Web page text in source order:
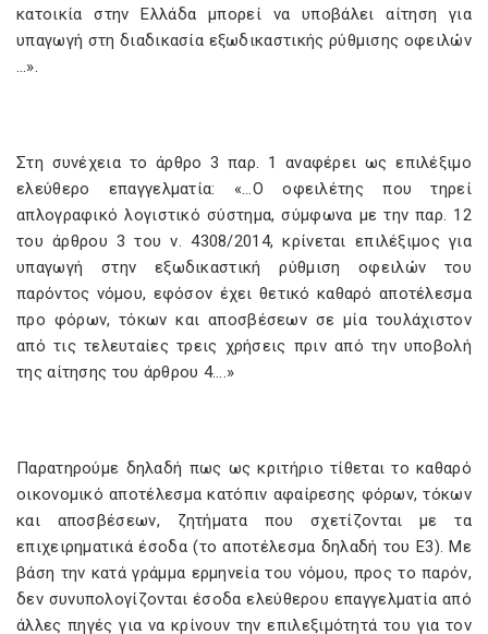
κατοικία στην Ελλάδα μπορεί να υποβάλει αίτηση για
υπαγωγή στη διαδικασία εξωδικαστικής ρύθμισης οφειλών
…».
Στη συνέχεια το άρθρο 3 παρ. 1 αναφέρει ως επιλέξιμο
ελεύθερο επαγγελματία: «…Ο οφειλέτης που τηρεί
απλογραφικό λογιστικό σύστηµα, σύµφωνα µε την παρ. 12
του άρθρου 3 του ν. 4308/2014, κρίνεται επιλέξιμος για
υπαγωγή στην εξωδικαστική ρύθμιση οφειλών του
παρόντος νόµου, εφόσον έχει θετικό καθαρό αποτέλεσμα
προ φόρων, τόκων και αποσβέσεων σε µία τουλάχιστον
από τις τελευταίες τρεις χρήσεις πριν από την υποβολή
της αίτησης του άρθρου 4….»
Παρατηρούμε δηλαδή πως ως κριτήριο τίθεται το καθαρό
οικονομικό αποτέλεσμα κατόπιν αφαίρεσης φόρων, τόκων
και αποσβέσεων, ζητήματα που σχετίζονται με τα
επιχειρηματικά έσοδα (το αποτέλεσμα δηλαδή του Ε3). Με
βάση την κατά γράμμα ερμηνεία του νόμου, προς το παρόν,
δεν συνυπολογίζονται έσοδα ελεύθερου επαγγελματία από
άλλες πηγές για να κρίνουν την επιλεξιμότητά του για τον